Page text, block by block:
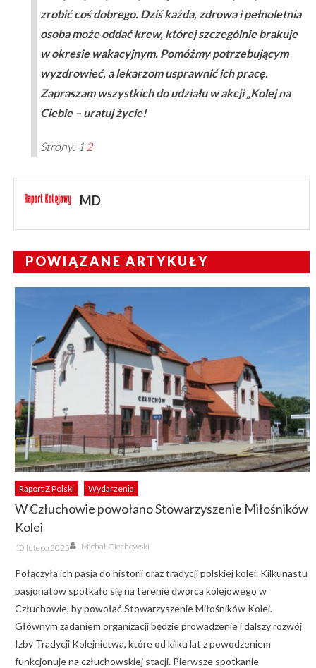
zrobić coś dobrego. Dziś każda, zdrowa i pełnoletnia
osoba może oddać krew, której szczególnie brakuje
w okresie wakacyjnym. Pomóżmy potrzebującym
wyzdrowieć, a lekarzom usprawnić ich pracę.
Zapraszam wszystkich do udziału w akcji „Kolej na
Ciebie – uratuj życie!
Strony: 1 2
MD
POWIĄZANE ARTYKUŁY
Raport Z Polski Wydarzenia
W Człuchowie powołano Stowarzyszenie Miłośników
Kolei
Posted
on
10 lutego 2025 Author
Michał Ciechowski
Połączyła ich pasja do historii oraz tradycji polskiej kolei. Kilkunastu
pasjonatów spotkało się na terenie dworca kolejowego w
Człuchowie, by powołać Stowarzyszenie Miłośników Kolei.
Głównym zadaniem organizacji będzie prowadzenie i dalszy rozwój
Izby Tradycji Kolejnictwa, które od kilku lat z powodzeniem
funkcjonuje na człuchowskiej stacji. Pierwsze spotkanie